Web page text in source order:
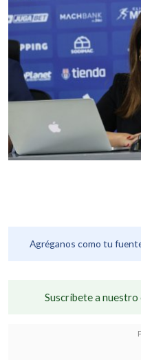
Agréganos como tu
Suscríbete a nuestro